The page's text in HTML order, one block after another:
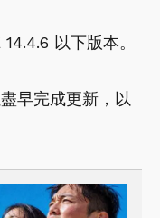
以下版本。
早完成更新，以